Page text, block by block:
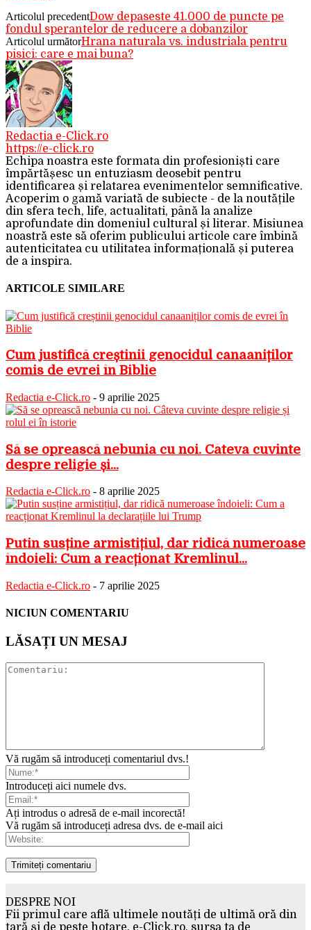
Articolul precedentDow depaseste 41.000 de puncte pe
fondul sperantelor de reducere a dobanzilor
Articolul următorHrana naturala vs. industriala pentru
pisici: care e mai buna?
Redactia e-Click.ro
https://e-click.ro
Echipa noastra este formata din profesioniști care
împărtășesc un entuziasm deosebit pentru
identificarea și relatarea evenimentelor semnificative.
Acoperim o gamă variată de subiecte - de la noutățile
din sfera tech, life, actualitati, până la analize
aprofundate din domeniul cultural și literar. Misiunea
noastră este să oferim publicului articole care îmbină
autenticitatea cu utilitatea informațională și puterea
de a inspira.
ARTICOLE SIMILARE
Cum justifică creștinii genocidul canaaniților
comis de evrei în Biblie
Redactia e-Click.ro - 9 aprilie 2025
Să se oprească nebunia cu noi. Câteva cuvinte
despre religie și...
Redactia e-Click.ro - 8 aprilie 2025
Putin susține armistițiul, dar ridică numeroase
îndoieli: Cum a reacționat Kremlinul...
Redactia e-Click.ro - 7 aprilie 2025
NICIUN COMENTARIU
LĂSAȚI UN MESAJ
Vă rugăm să introduceți comentariul dvs.!
Introduceți aici numele dvs.
Ați introdus o adresă de e-mail incorectă!
Vă rugăm să introduceți adresa dvs. de e-mail aici
DESPRE NOI
Fii primul care află ultimele noutăți de ultimă oră din
țară și de peste hotare. e-Click.ro, sursa ta de